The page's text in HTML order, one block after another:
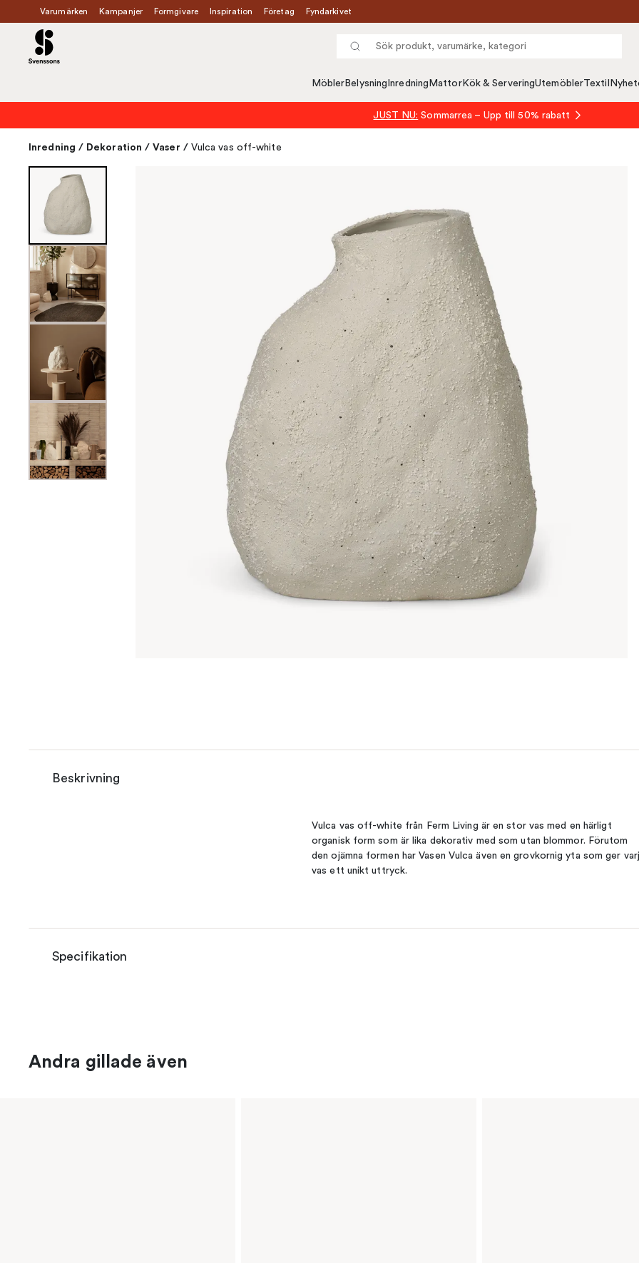
Varumärken Kampanjer Formgivare Inspiration Företag Fyndarkivet
Möbler Belysning Inredning MattorKök & ServeringUtemöblerTextil
JUST NU: Sommarrea – Upp till 50% rabatt
Inredning / Dekoration / Vaser / Vulca vas off-white
Beskrivning
Vulca vas off-white från Ferm Living är en stor vas med en härligt
organisk form som är lika dekorativ med som utan blommor. Förutom
den ojämna formen har Vasen Vulca även en grovkornig yta som ger
vas ett unikt uttryck.
Specifikation
Andra gillade även